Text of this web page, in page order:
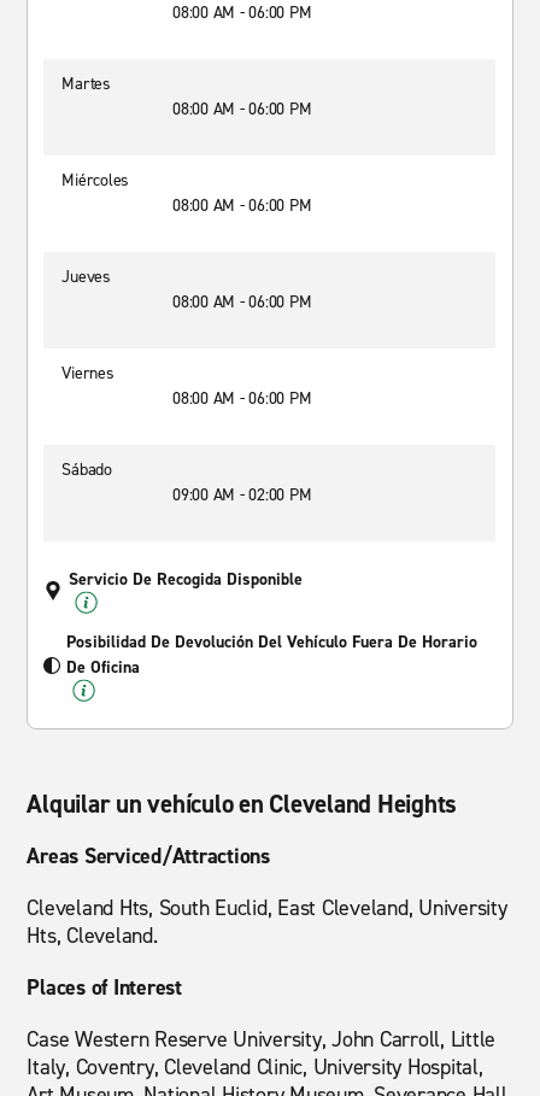
08:00 AM - 06:00 PM
Martes
08:00 AM - 06:00 PM
Miércoles
08:00 AM - 06:00 PM
Jueves
08:00 AM - 06:00 PM
Viernes
08:00 AM - 06:00 PM
Sábado
09:00 AM - 02:00 PM
Servicio De Recogida Disponible
Posibilidad De Devolución Del Vehículo Fuera De Horario
De Oficina
Alquilar un vehículo en Cleveland Heights
Areas Serviced/Attractions
Cleveland Hts, South Euclid, East Cleveland, University
Hts, Cleveland.
Places of Interest
Case Western Reserve University, John Carroll, Little
Italy, Coventry, Cleveland Clinic, University Hospital,